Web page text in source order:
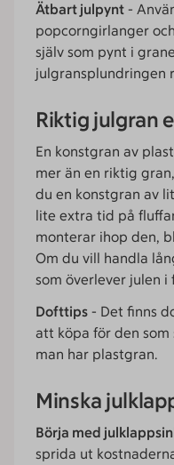
Ätbart julpynt -
popcorngirlanger
själv som pynt i
julgransplundringen
Riktig julgran
En konstgran av
mer än en riktig
du en konstgran av
lite extra tid på
monterar ihop den,
Om du vill handla
som överlever julen i
Dofttips - Det finns
att köpa för den
man har plastgran.
Minska
Börja med
sprida ut